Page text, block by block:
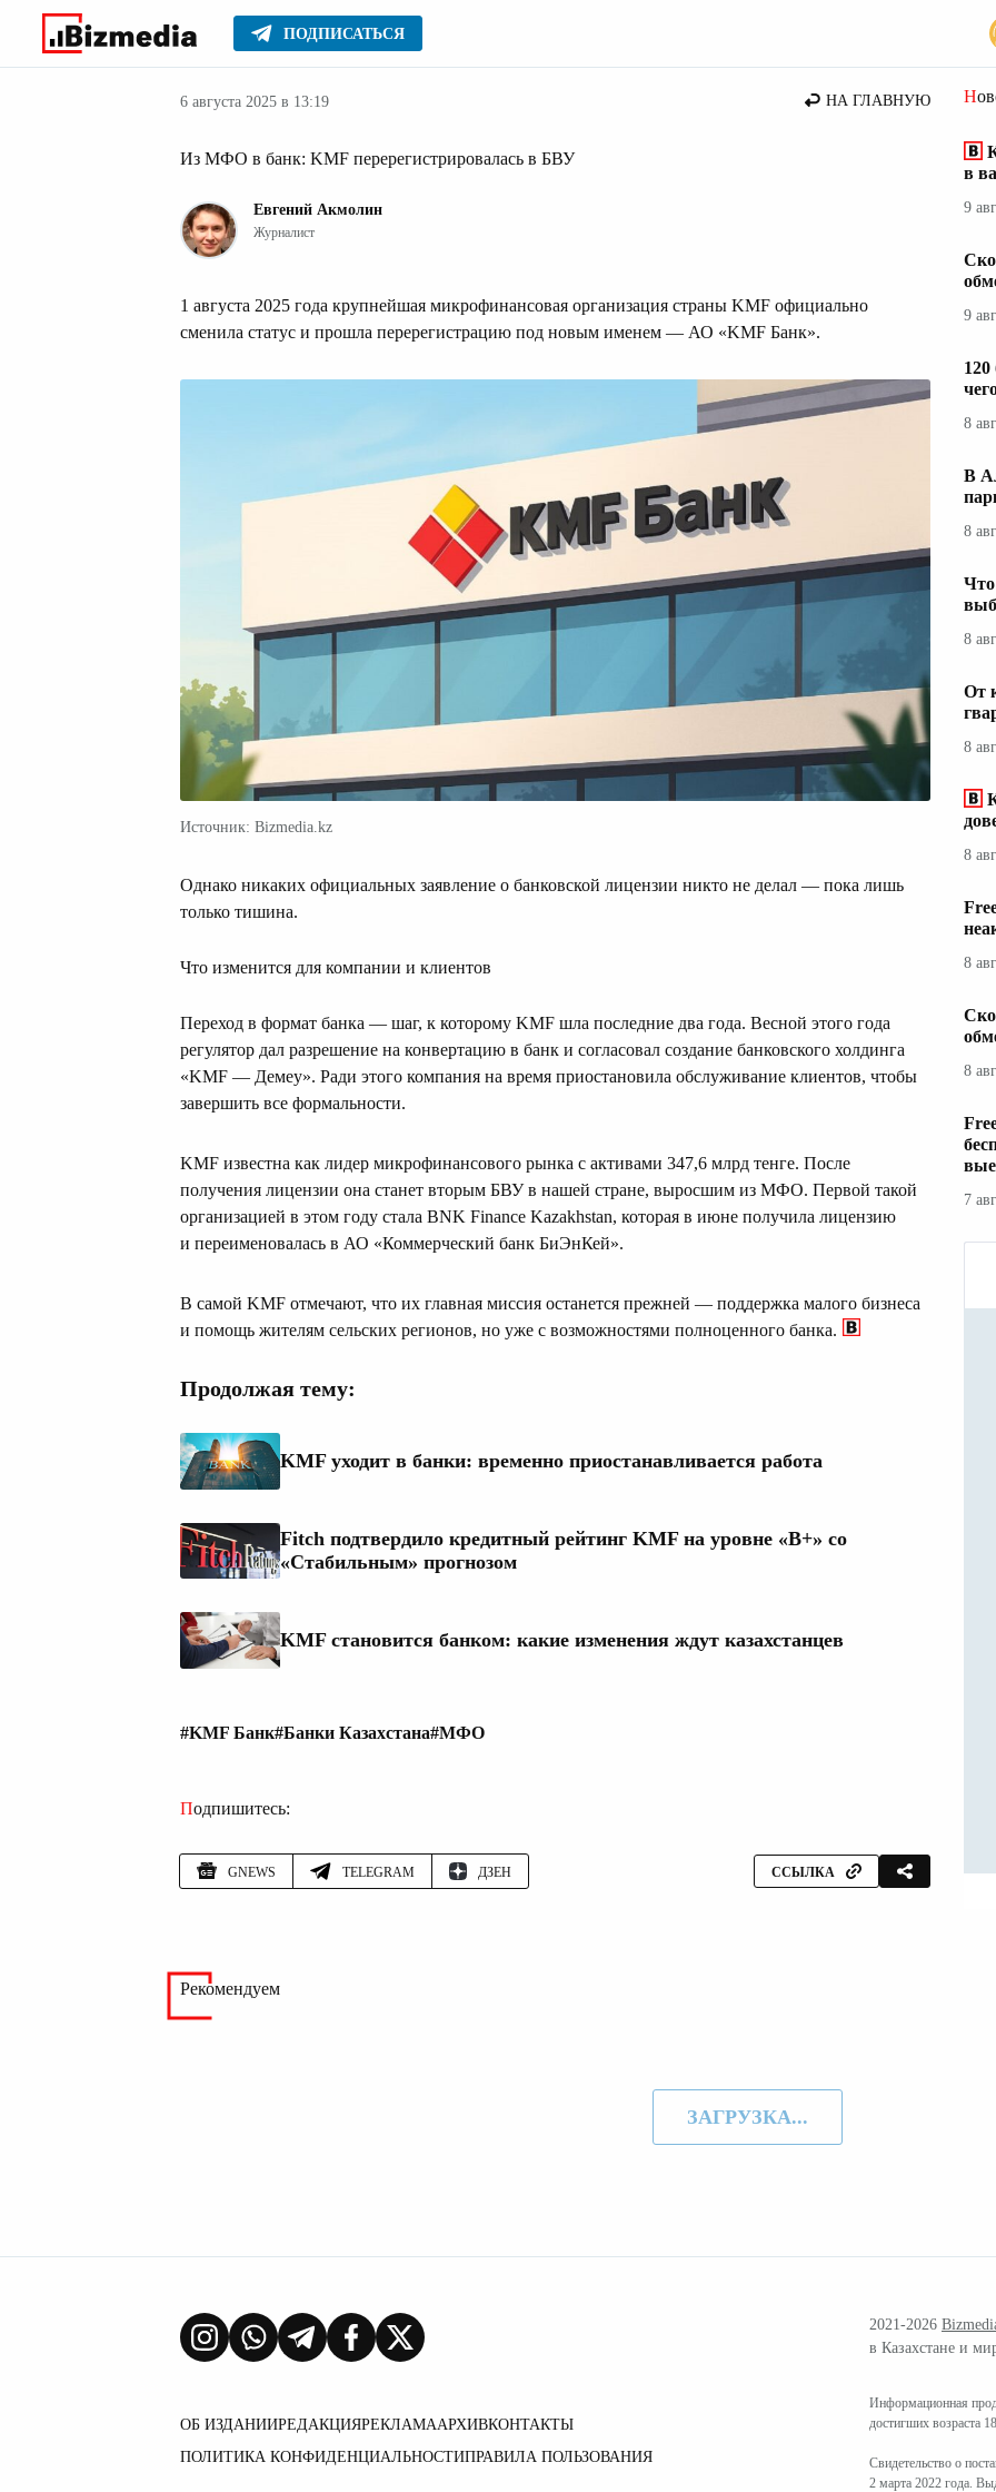
ПОДПИСАТЬСЯ
Главное Новости Финансовые новости Казахстана
6 августа 2025 в 13:19 НА ГЛАВНУЮ
Из МФО в банк: KMF перерегистрировалась в БВУ
Евгений Акмолин
Журналист
1 августа 2025 года крупнейшая микрофинансовая организация страны KMF официально
сменила статус и прошла перерегистрацию под новым именем — АО «KMF Банк».
Источник: Bizmedia.kz
Однако никаких официальных заявление о банковской лицензии никто не делал — пока лишь
только тишина.
Что изменится для компании и клиентов
Переход в формат банка — шаг, к которому KMF шла последние два года. Весной этого года
регулятор дал разрешение на конвертацию в банк и согласовал создание банковского холдинга
«KMF — Демеу». Ради этого компания на время приостановила обслуживание клиентов, чтобы
завершить все формальности.
KMF известна как лидер микрофинансового рынка с активами 347,6 млрд тенге. После
получения лицензии она станет вторым БВУ в нашей стране, выросшим из МФО. Первой такой
организацией в этом году стала BNK Finance Kazakhstan, которая в июне получила лицензию
и переименовалась в АО «Коммерческий банк БиЭнКей».
В самой KMF отмечают, что их главная миссия останется прежней — поддержка малого бизнеса
и помощь жителям сельских регионов, но уже с возможностями полноценного банка.
Продолжая тему:
KMF уходит в банки: временно приостанавливается работа
Fitch подтвердило кредитный рейтинг KMF на уровне «B+» со
«Стабильным» прогнозом
KMF становится банком: какие изменения ждут казахстанцев
#KMF Банк#Банки Казахстана#МФО
Подпишитесь:
GNEWS TELEGRAM ДЗЕН ССЫЛКА
в
9
9
8
В
8
8
От
8
8
8
8
7
Рекомендуем
ЗАГРУЗКА...
ОБ ИЗДАНИИРЕДАКЦИЯРЕКЛАМААРХИВКОНТАКТЫ
ПОЛИТИКА КОНФИДЕНЦИАЛЬНОСТИПРАВИЛА ПОЛЬЗОВАНИЯ
2021-2026
в Казахстане и
Информационная
достигших возраста
Свидетельство о
2 марта 2022 года.